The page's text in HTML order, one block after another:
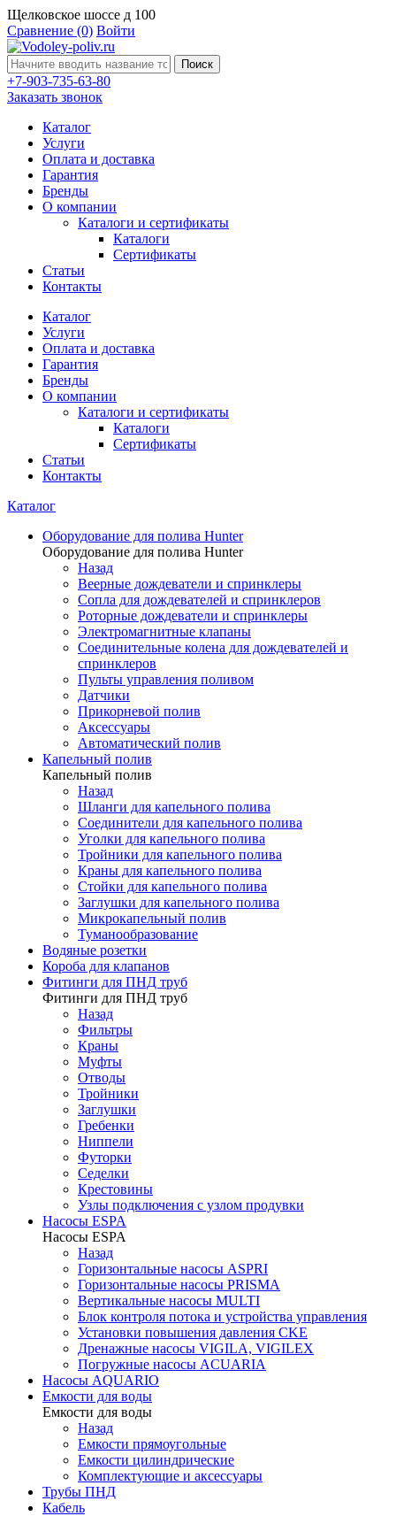
Щелковское шоссе д 100
Сравнение (0) Войти
Поиск
+7-903-735-63-80
Заказать звонок
Каталог
Услуги
Оплата и доставка
Гарантия
Бренды
О компании
Каталоги и сертификаты
Каталоги
Сертификаты
Статьи
Контакты
Каталог
Услуги
Оплата и доставка
Гарантия
Бренды
О компании
Каталоги и сертификаты
Каталоги
Сертификаты
Статьи
Контакты
Каталог
Оборудование для полива Hunter
Оборудование для полива Hunter
Назад
Веерные дождеватели и спринклеры
Сопла для дождевателей и спринклеров
Роторные дождеватели и спринклеры
Электромагнитные клапаны
Соединительные колена для дождевателей и
спринклеров
Пульты управления поливом
Датчики
Прикорневой полив
Аксессуары
Автоматический полив
Капельный полив
Капельный полив
Назад
Шланги для капельного полива
Соединители для капельного полива
Уголки для капельного полива
Тройники для капельного полива
Краны для капельного полива
Стойки для капельного полива
Заглушки для капельного полива
Микрокапельный полив
Туманообразование
Водяные розетки
Короба для клапанов
Фитинги для ПНД труб
Фитинги для ПНД труб
Назад
Фильтры
Краны
Муфты
Отводы
Тройники
Заглушки
Гребенки
Ниппели
Футорки
Седелки
Крестовины
Узлы подключения с узлом продувки
Насосы ESPA
Насосы ESPA
Назад
Горизонтальные насосы ASPRI
Горизонтальные насосы PRISMA
Вертикальные насосы MULTI
Блок контроля потока и устройства управления
Установки повышения давления CKE
Дренажные насосы VIGILA, VIGILEX
Погружные насосы ACUARIA
Насосы AQUARIO
Емкости для воды
Емкости для воды
Назад
Емкости прямоугольные
Емкости цилиндрические
Комплектующие и аксессуары
Трубы ПНД
Кабель